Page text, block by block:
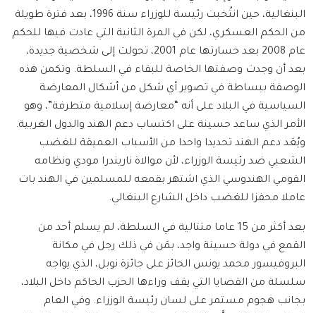
البنغالية، حين انتُخبت رئيسة للوزراء سنة 1996، بعد فترة طويلة
من الحكم العسكري، لكن في المرة الثانية التي عادت فيها للحكم
عام 2008 بعد خسارتها عام 2001، تحولت إلى شخصية جديدة،
بعد أن وجدت وصفتها الخاصة للبقاء في السلطة. وتكمن هذه
الوصفة ببساطة في تصوير أي شكل من أشكال المعارضة
السياسية في البلاد على أنه “معارضة إسلامية متطرفة”، وهو
الأمر الذي ساعد حسينة على اكتساب دعم الهند والدول الغربية.
ويُعَد دعم الهند تحديدا واحدا من الأسباب العميقة للغضب
الشعبي ضد رئيسة الوزراء، لأن موالاة ناريندرا مودي ونظامه
القومي الهندوسي الذي اشتهر بقمعه للمسلمين في الهند بات
عاملا محفزا للغضب داخل الشارع البنغالي.
بعد أكثر من 15 عاما متتالية في السلطة، لم يسلم أحد من
القمع في دولة حسينة واجد، بمَن في ذلك رجل في مكانة
البروفيسور محمد يونس الحائز على جائزة نوبل، الذي يواجه
سلسلة من القضايا التي يقف وراءها الحزب الحاكم داخل البلاد،
بجانب هجوم مستمر على لسان رئيسة الوزراء. وفي العام